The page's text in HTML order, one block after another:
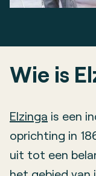
Wie is
Elzinga is een
oprichting in
uit tot een